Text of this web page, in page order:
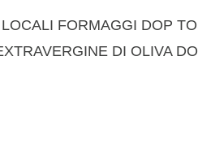
FORMAGGI DOP
DI OLIVA